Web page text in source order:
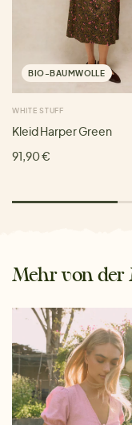
BIO-BAUMWOLLE
WHITE STUFF
Kleid Harper Green
91,90 €
Mehr von der